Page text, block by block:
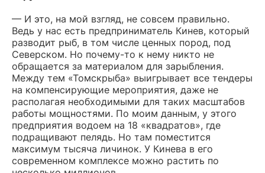
— И это, на мой взгляд, не совсем правильно.
Ведь у нас есть предприниматель Кинев, который
разводит рыб, в том числе ценных пород, под
Северском. Но почему-то к нему никто не
обращается за материалом для зарыбления.
Между тем «Томскрыба» выигрывает все тендеры
на компенсирующие мероприятия, даже не
располагая необходимыми для таких масштабов
работы мощностями. По моим данным, у этого
предприятия водоем на 18 «квадратов», где
подращивают пелядь. Но там поместится
максимум тысяча личинок. У Кинева в его
современном комплексе можно растить по